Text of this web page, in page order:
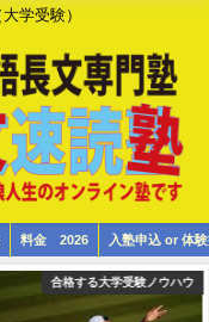
学受験）
料金 2026 入塾申込 or 体
合格する大学受験ノウハウ